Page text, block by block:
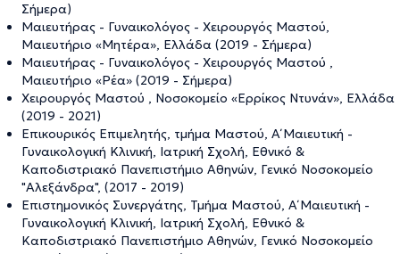
Σήμερα)
Μαιευτήρας - Γυναικολόγος - Χειρουργός Μαστού,
Μαιευτήριο «Μητέρα», Ελλάδα (2019 - Σήμερα)
Μαιευτήρας - Γυναικολόγος - Χειρουργός Μαστού ,
Mαιευτήριo «Ρέα» (2019 - Σήμερα)
Χειρουργός Μαστού , Νοσοκομείο «Ερρίκος Ντυνάν», Ελλάδα
(2019 - 2021)
Επικουρικός Επιμελητής, τμήμα Μαστού, Α΄ Μαιευτική -
Γυναικολογική Κλινική, Ιατρική Σχολή, Εθνικό &
Καποδιστριακό Πανεπιστήμιο Αθηνών, Γενικό Νοσοκομείο
"Αλεξάνδρα", (2017 - 2019)
Επιστημονικός Συνεργάτης, Τμήμα Μαστού, Α΄ Μαιευτική -
Γυναικολογική Κλινική, Ιατρική Σχολή, Εθνικό &
Καποδιστριακό Πανεπιστήμιο Αθηνών, Γενικό Νοσοκομείο